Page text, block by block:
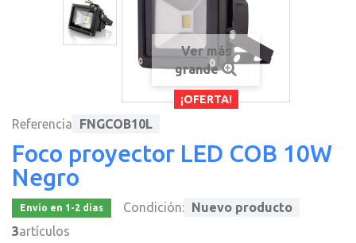
¡OFERTA!
Ver más
grande
Referencia FNGCOB10L
Foco proyector LED COB 10W
Negro
Envío en 1-2 días Condición: Nuevo producto
3artículos